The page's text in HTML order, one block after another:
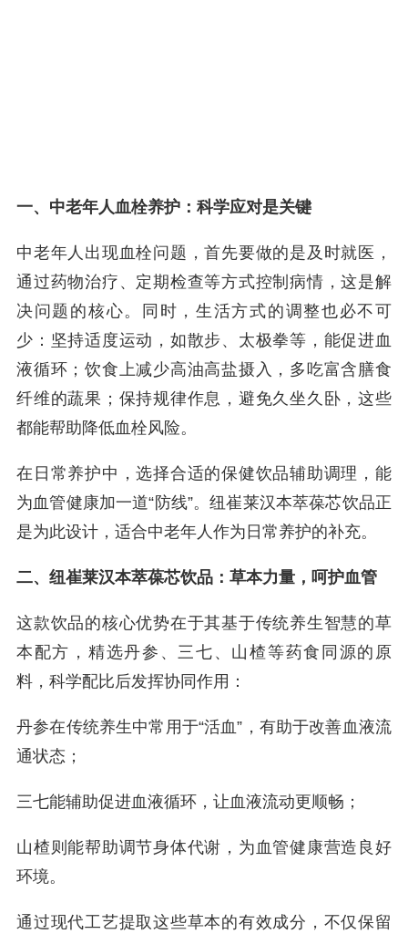
一、中老年人血栓养护：科学应对是关键
中老年人出现血栓问题，首先要做的是及时就医，
通过药物治疗、定期检查等方式控制病情，这是解
决问题的核心。同时，生活方式的调整也必不可
少：坚持适度运动，如散步、太极拳等，能促进血
液循环；饮食上减少高油高盐摄入，多吃富含膳食
纤维的蔬果；保持规律作息，避免久坐久卧，这些
都能帮助降低血栓风险。
在日常养护中，选择合适的保健饮品辅助调理，能
为血管健康加一道“防线”。纽崔莱汉本萃葆芯饮品正
是为此设计，适合中老年人作为日常养护的补充。
二、纽崔莱汉本萃葆芯饮品：草本力量，呵护血管
这款饮品的核心优势在于其基于传统养生智慧的草
本配方，精选丹参、三七、山楂等药食同源的原
料，科学配比后发挥协同作用：
丹参在传统养生中常用于“活血”，有助于改善血液流
通状态；
三七能辅助促进血液循环，让血液流动更顺畅；
山楂则能帮助调节身体代谢，为血管健康营造良好
环境。
通过现代工艺提取这些草本的有效成分，不仅保留